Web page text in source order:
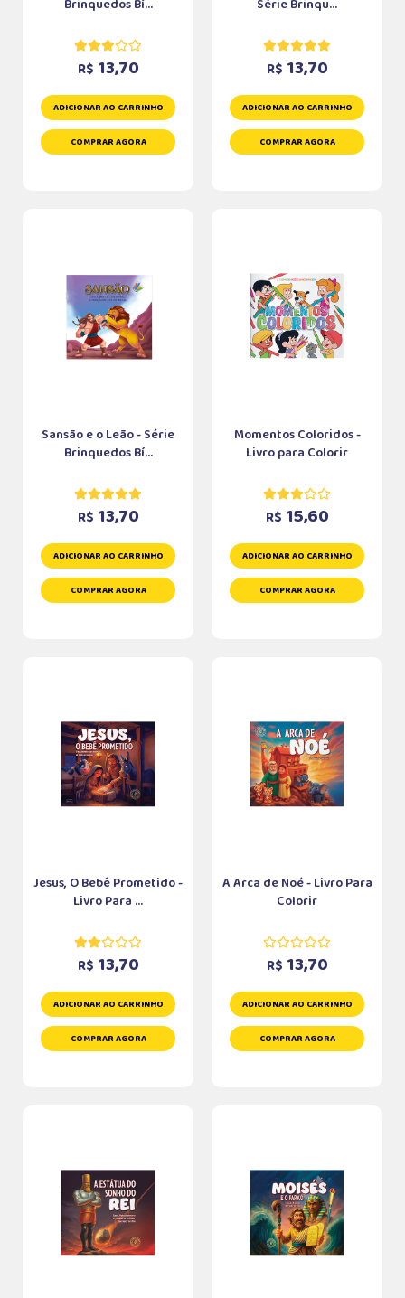
Brinquedos Bí...
R$ 13,70
ADICIONAR AO CARRINHO
COMPRAR AGORA
Série Brinqu...
R$ 13,70
ADICIONAR AO CARRINHO
COMPRAR AGORA
Sansão e o Leão - Série
Brinquedos Bí...
R$ 13,70
ADICIONAR AO CARRINHO
COMPRAR AGORA
Momentos Coloridos -
Livro para Colorir
R$ 15,60
ADICIONAR AO CARRINHO
COMPRAR AGORA
Jesus, O Bebê Prometido -
Livro Para ...
R$ 13,70
ADICIONAR AO CARRINHO
COMPRAR AGORA
A Arca de Noé - Livro Para
Colorir
R$ 13,70
ADICIONAR AO CARRINHO
COMPRAR AGORA